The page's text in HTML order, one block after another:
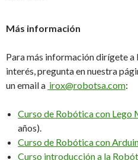
Más información
Para más información dirígete a
interés, pregunta en nuestra
un email a irox@robotsa.com:
Curso de Robótica con Lego
años).
Curso de Robótica con
Curso introducción a la